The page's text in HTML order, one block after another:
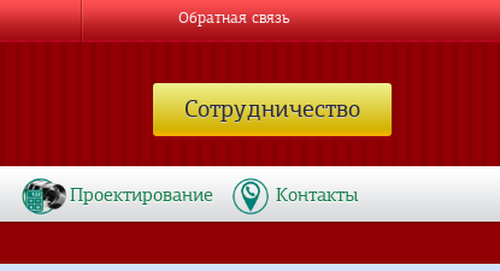
Сотрудничество
Проектирование Контакты
Обратная связь